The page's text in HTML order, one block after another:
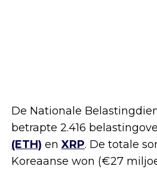
De Nationale
betrapte 2.416
(ETH) enXRP. De totale
Koreaanse won (€27